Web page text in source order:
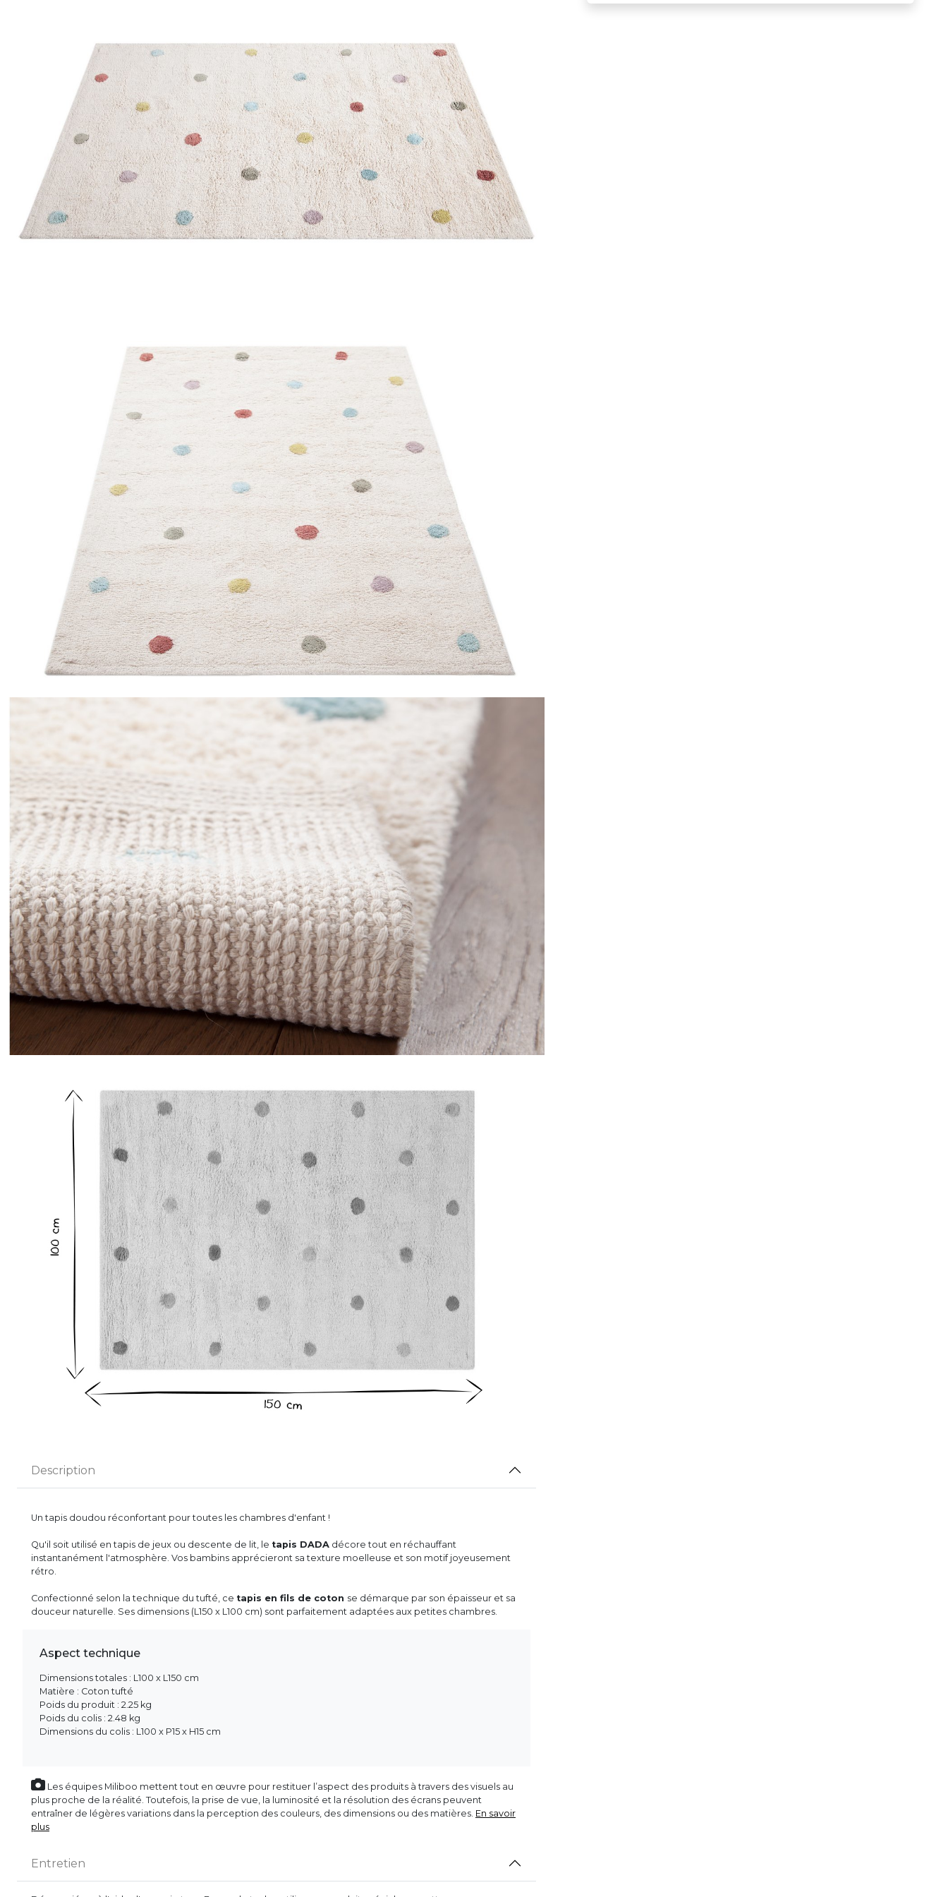
Description
Un tapis doudou réconfortant pour toutes les chambres d'enfant !
Qu'il soit utilisé en tapis de jeux ou descente de lit, le tapis DADA décore tout en réchauffant
instantanément l'atmosphère. Vos bambins apprécieront sa texture moelleuse et son motif joyeusement
rétro.
Confectionné selon la technique du tufté, ce tapis en fils de coton se démarque par son épaisseur et sa
douceur naturelle. Ses dimensions (L150 x L100 cm) sont parfaitement adaptées aux petites chambres.
Aspect technique
Dimensions totales : L100 x L150 cm
Matière : Coton tufté
Poids du produit : 2.25 kg
Poids du colis : 2.48 kg
Dimensions du colis : L100 x P15 x H15 cm
Les équipes Miliboo mettent tout en œuvre pour restituer l’aspect des produits à travers des visuels au
plus proche de la réalité. Toutefois, la prise de vue, la luminosité et la résolution des écrans peuvent
entraîner de légères variations dans la perception des couleurs, des dimensions ou des matières. En savoir
plus
Entretien